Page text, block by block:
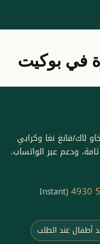
في بوكيت
فانغ نغا وكرابي
ودعم عبر الواتساب.
(Instant
أطفال عند الطلب